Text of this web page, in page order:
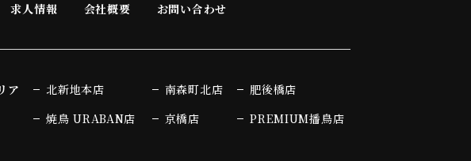
れます。
報
るにあたって、当店がユーザーの個別同意に基づいて収集する情
求人情報 会社概要 お問い合わせ
ア
北新地本店
焼鳥 URABAN店
南森町北店
京橋店
肥後橋店
PREMIUM播鳥店